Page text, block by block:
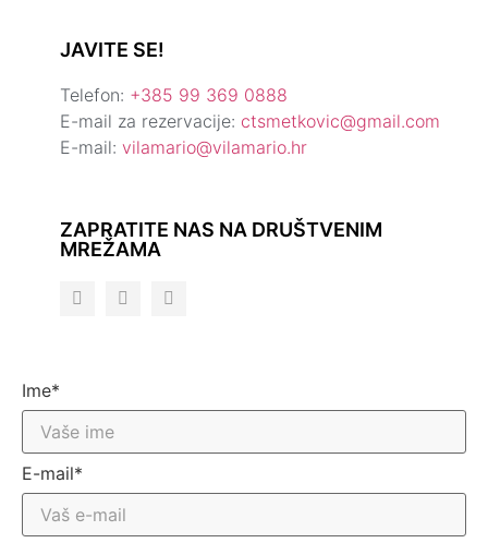
Ime*
E-mail*
JAVITE SE!
Telefon: +385 99 369 0888
E-mail za rezervacije: ctsmetkovic@gmail.com
E-mail: vilamario@vilamario.hr
ZAPRATITE NAS NA DRUŠTVENIM
MREŽAMA